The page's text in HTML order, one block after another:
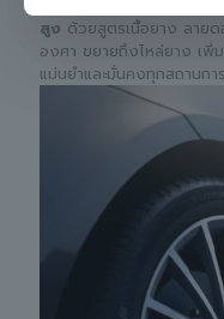
สูง ด้วยสูตรเนื้อยาง ลาย
องศา ขยายถึงไหล่ยาง เ
แม่นยำและมั่นคงทุกสถานก